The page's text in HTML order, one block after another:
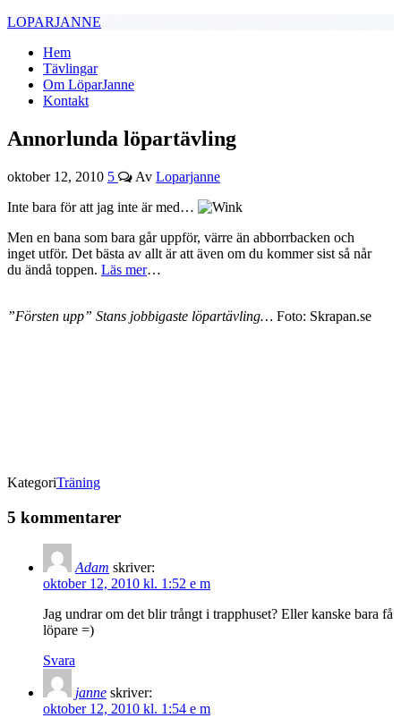
LOPARJANNE
Hem
Tävlingar
Om LöparJanne
Kontakt
Annorlunda löpartävling
oktober 12, 2010 5 Av Loparjanne
Inte bara för att jag inte är med…
Men en bana som bara går uppför, värre än abborrbacken och
inget utför. Det bästa av allt är att även om du kommer sist så når
du ändå toppen. Läs mer…
”Försten upp” Stans jobbigaste löpartävling… Foto: Skrapan.se
KategoriTräning
5 kommentarer
Adam skriver:
oktober 12, 2010 kl. 1:52 e m
Jag undrar om det blir trångt i trapphuset? Eller kanske bara få
löpare =)
Svara
janne skriver:
oktober 12, 2010 kl. 1:54 e m